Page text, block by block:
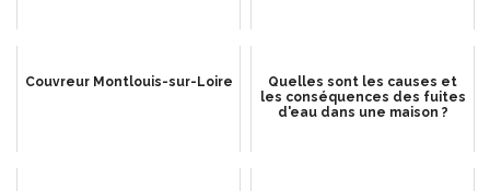
Couvreur Montlouis-sur-Loire
Quelles sont les causes et
les conséquences des fuites
d'eau dans une maison ?